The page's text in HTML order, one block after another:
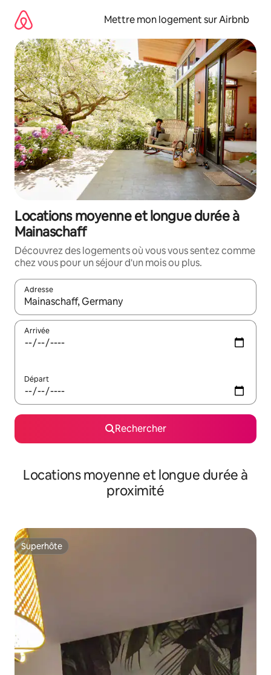
directement
contenu
Mettre mon logement sur Airbnb
Locations moyenne et longue durée à
Mainaschaff
Découvrez des logements où vous vous sentez comme
chez vous pour un séjour d'un mois ou plus.
Adresse
Lorsque les résultats s'affichent, utilisez les flèches vers le
Arrivée
Départ
Rechercher
Locations moyenne et longue durée à
proximité
Superhôte
Superhôte